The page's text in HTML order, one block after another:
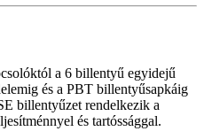
a 6 billentyű egyidejű
és a PBT billentyűsapkáig
billentyűzet rendelkezik a
és tartóssággal.